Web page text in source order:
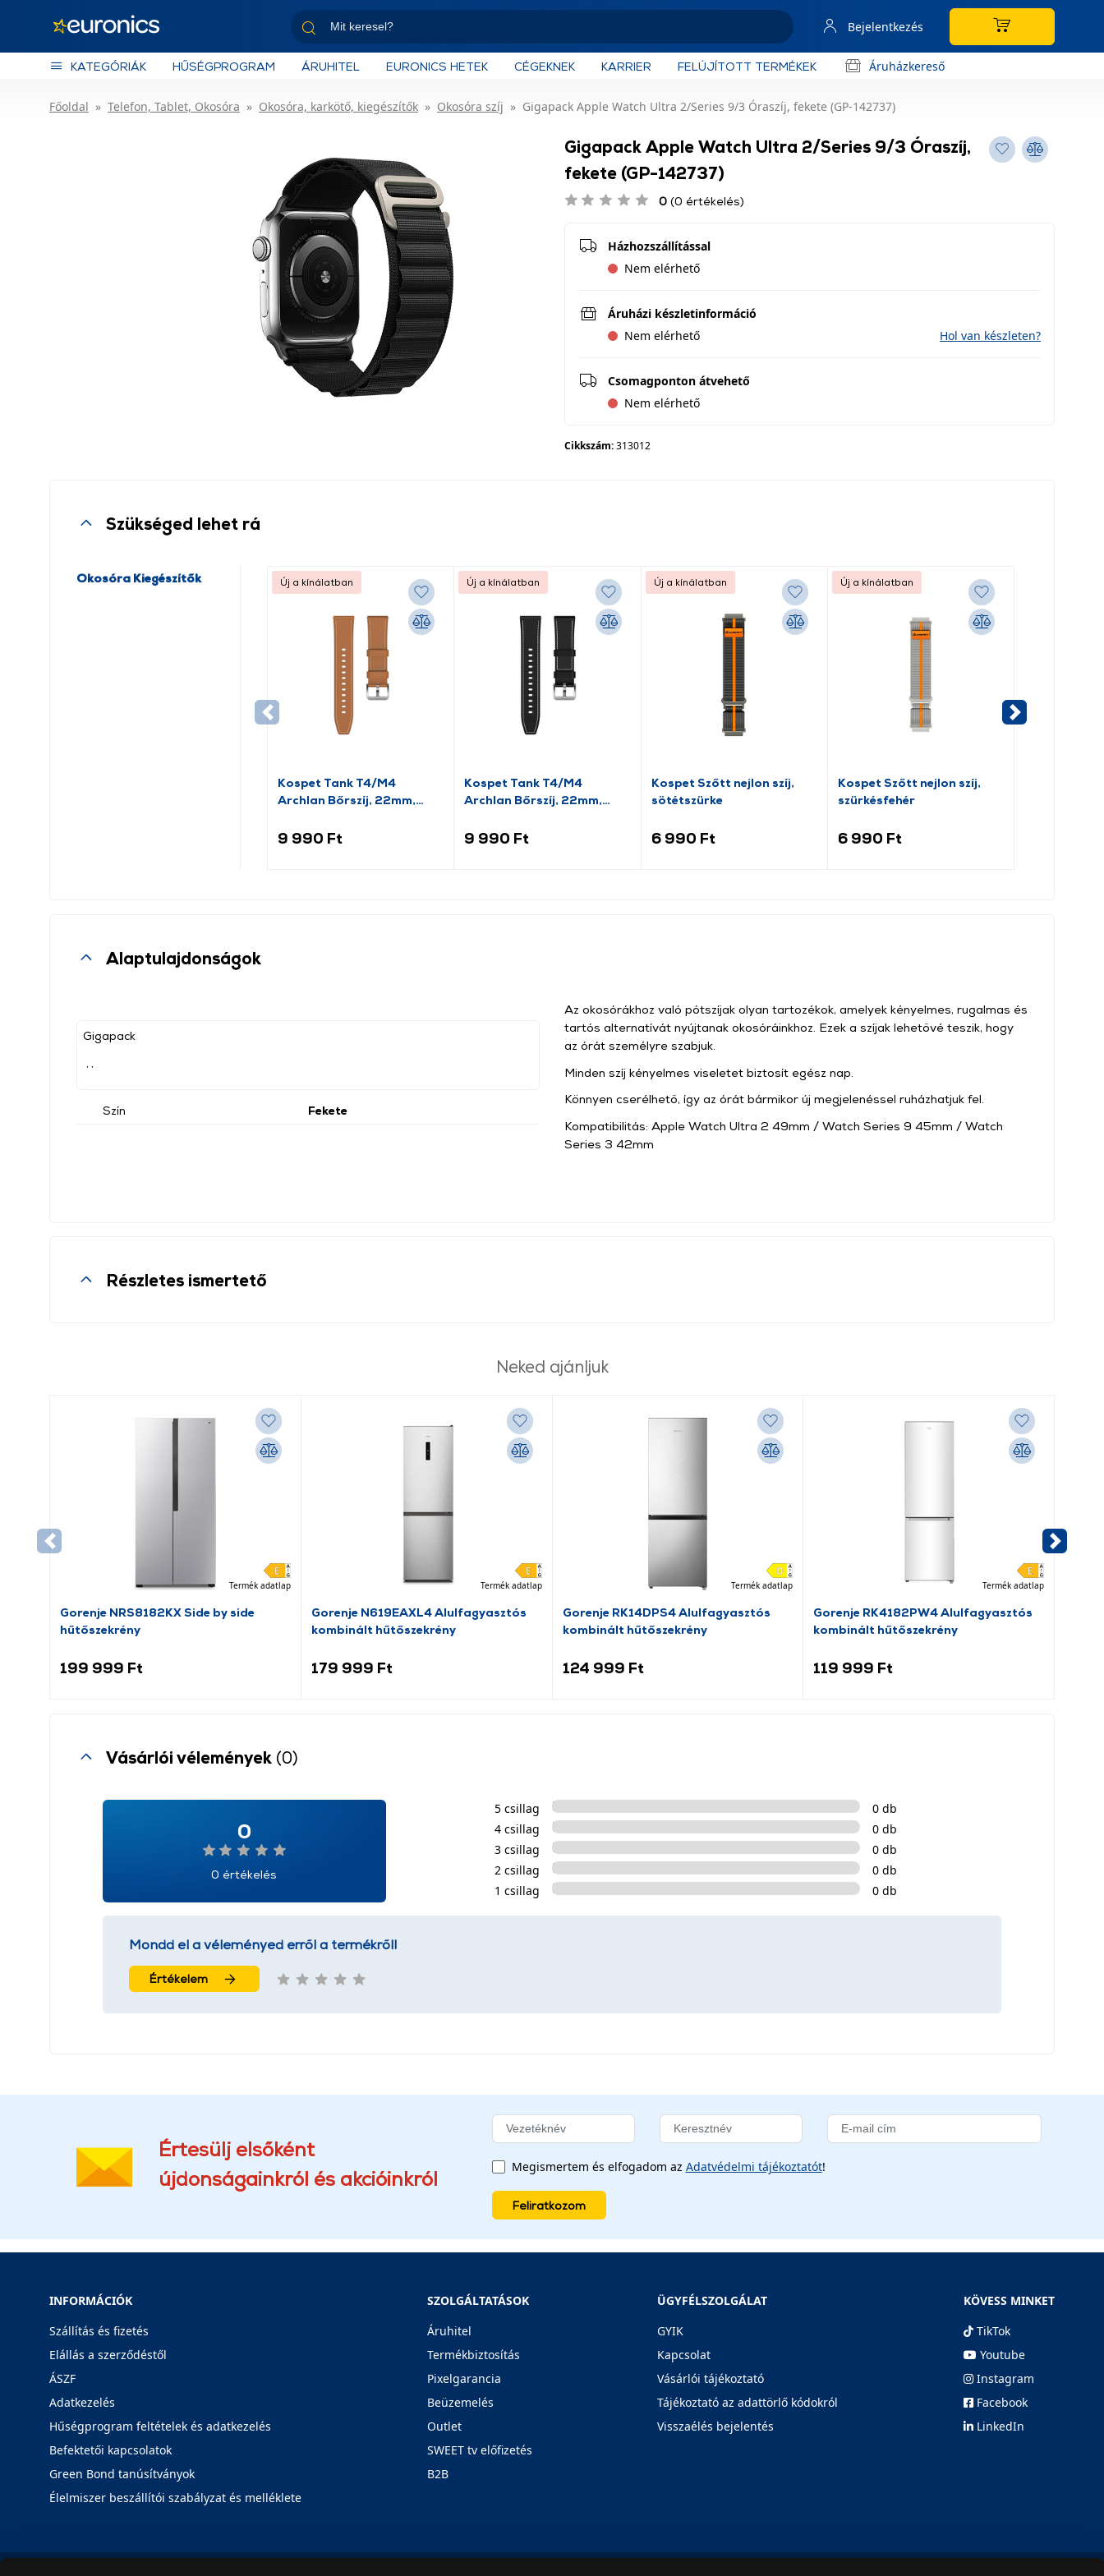
Bejelentkezés
KATEGÓRIÁK HŰSÉGPROGRAM ÁRUHITEL EURONICS HETEK CÉGEKNEK KARRIER FELÚJÍTOTT TERMÉKEK Áruházkereső
Főoldal Telefon, Tablet, Okosóra Okosóra, karkötő, kiegészítők Okosóra szíj Gigapack Apple Watch Ultra 2/Series 9/3 Óraszíj, fekete (GP-142737)
Gigapack Apple Watch Ultra 2/Series 9/3 Óraszíj,
fekete (GP-142737)
0 (0 értékelés)
Házhozszállítással
Nem elérhető
Áruházi készletinformáció
Nem elérhető
Hol van készleten?
Csomagponton átvehető
Nem elérhető
Cikkszám:313012
Szükséged lehet rá
Okosóra Kiegészítők
Kospet Tank T4/M4
Archlan Bőrszíj, 22mm,
9 990 Ft
Új a kínálatban
Kospet Tank T4/M4
Archlan Bőrszíj, 22mm,
9 990 Ft
Új a kínálatban
Kospet Szőtt nejlon szíj,
sötétszürke
6 990 Ft
Új a kínálatban
Kospet Szőtt nejlon szíj,
szürkésfehér
6 990 Ft
Új a kínálatban
Alaptulajdonságok
Gigapack
Szín Fekete
Az okosórákhoz való pótszíjak olyan tartozékok, amelyek kényelmes, rugalmas és
tartós alternatívát nyújtanak okosóráinkhoz. Ezek a szíjak lehetővé teszik, hogy
az órát személyre szabjuk.
Minden szíj kényelmes viseletet biztosít egész nap.
Könnyen cserélhető, így az órát bármikor új megjelenéssel ruházhatjuk fel.
Kompatibilitás: Apple Watch Ultra 2 49mm / Watch Series 9 45mm / Watch
Series 3 42mm
Részletes ismertető
Neked ajánljuk
Termék adatlap
Gorenje NRS8182KX Side by side
hűtőszekrény
199 999 Ft
Termék adatlap
Gorenje N619EAXL4 Alulfagyasztós
kombinált hűtőszekrény
179 999 Ft
Termék adatlap
Gorenje RK14DPS4 Alulfagyasztós
kombinált hűtőszekrény
124 999 Ft
Termék adatlap
Gorenje RK4182PW4 Alulfagyasztós
kombinált hűtőszekrény
119 999 Ft
Vásárlói vélemények (0)
0
0 értékelés
5 csillag
0 db
4 csillag
0 db
3 csillag
0 db
2 csillag
0 db
1 csillag
0 db
Mondd el a véleményed erről a termékről!
Értékelem
Értesülj elsőként
újdonságainkról és akcióinkról
Megismertem és elfogadom az Adatvédelmi tájékoztatót!
Feliratkozom
INFORMÁCIÓK
Szállítás és fizetés
Elállás a szerződéstől
ÁSZF
Adatkezelés
Hűségprogram feltételek és adatkezelés
Befektetői kapcsolatok
Green Bond tanúsítványok
Élelmiszer beszállítói szabályzat és melléklete
SZOLGÁLTATÁSOK
Áruhitel
Termékbiztosítás
Pixelgarancia
Beüzemelés
Outlet
SWEET tv előfizetés
B2B
ÜGYFÉLSZOLGÁLAT
GYIK
Kapcsolat
Vásárlói tájékoztató
Tájékoztató az adattörlő kódokról
Visszaélés bejelentés
KÖVESS MINKET
TikTok
Youtube
Instagram
Facebook
LinkedIn